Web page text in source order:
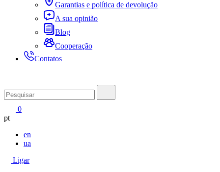
Garantias e política de devolução
A sua opinião
Blog
Cooperação
Contatos
0
pt
en
ua
Ligar